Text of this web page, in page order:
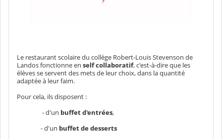
Le restaurant scolaire du collège Robert-Louis Stevenson de
Landos fonctionne en self collaboratif, c'est-à-dire que les
élèves se servent des mets de leur choix, dans la quantité
adaptée à leur faim.
Pour cela, ils disposent :
- d'un buffet d'entrées,
- d'un buffet de desserts